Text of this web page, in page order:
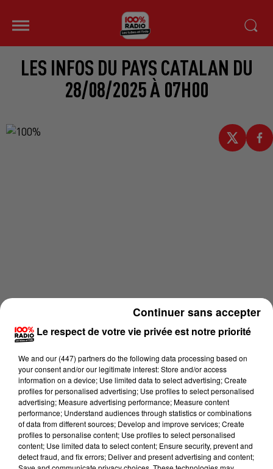
LES INFOS DU PAYS CATALAN DU
28/08/2025 À 07H00
Lecture (4 min 14 sec)
Le respect de votre vie privée est notre priorité
We and our (447) partnersdo the following data processing based on
your consent and/or our legitimate interest: Store and/or access
information on a device; Use limited data to select advertising; Create
profiles for personalised advertising; Use profiles to select personalised
advertising; Measure advertising performance; Measure content
performance; Understand audiences through statistics or combinations
of data from different sources; Develop and improve services; Create
profiles to personalise content; Use profiles to select personalised
content; Use limited data to select content; Ensure security, prevent and
detect fraud, and fix errors; Deliver and present advertising and content;
Continuer sans accepter